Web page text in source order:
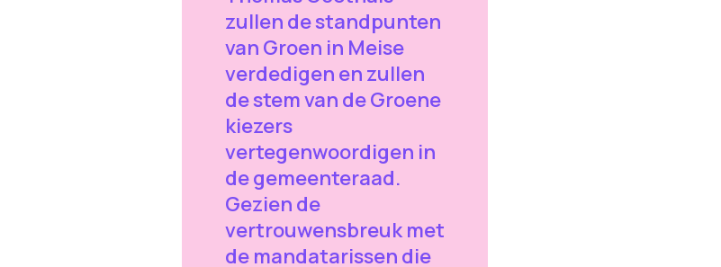
zullen de standpunten
van Groen in Meise
verdedigen en zullen
de stem van de Groene
kiezers
vertegenwoordigen in
de gemeenteraad.
Gezien de
vertrouwensbreuk met
de mandatarissen die